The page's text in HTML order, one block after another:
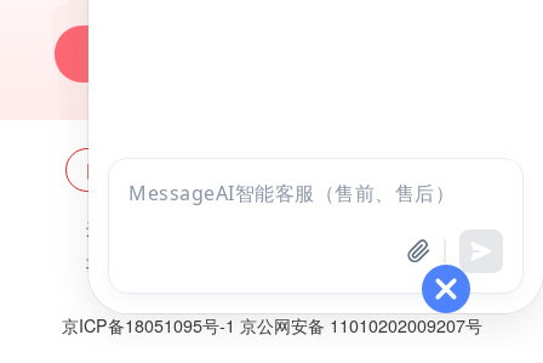
网站地图
违法和不良信息举报邮箱：
北京市西城区宣武门东河沿街69号正弘大厦208室
京ICP备18051095号-1 京公网安备 11010202009207号
点击
全部考试 免费试听